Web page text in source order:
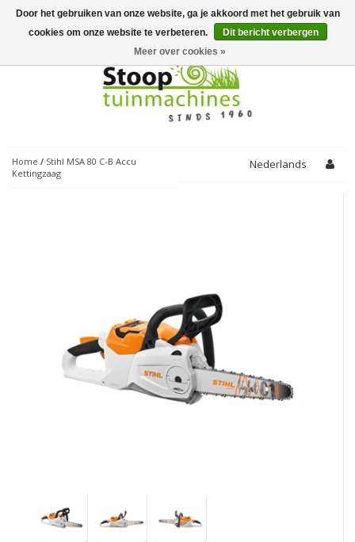
Toggle
navigation
Home / Stihl MSA 80 C-B Accu
Kettingzaag
Nederlands
Door het gebruiken van onze website, ga je akkoord met het gebruik van
cookies om onze website te verbeteren.
Dit bericht verbergen
Meer over cookies »